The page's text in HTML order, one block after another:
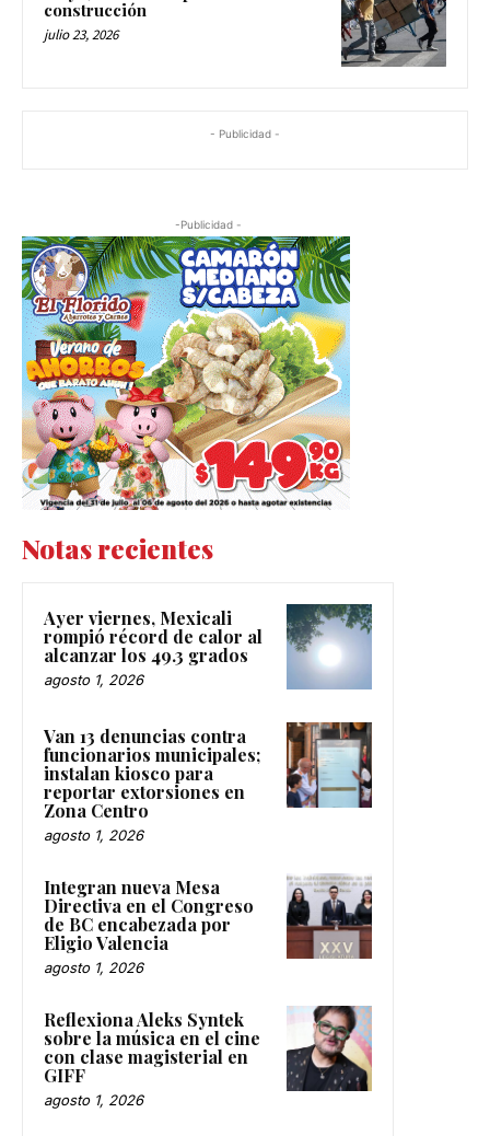
construcción
julio 23, 2026
- Publicidad -
-Publicidad -
Notas recientes
Ayer viernes, Mexicali
rompió récord de calor al
alcanzar los 49.3 grados
agosto 1, 2026
Van 13 denuncias contra
funcionarios municipales;
instalan kiosco para
reportar extorsiones en
Zona Centro
agosto 1, 2026
Integran nueva Mesa
Directiva en el Congreso
de BC encabezada por
Eligio Valencia
agosto 1, 2026
Reflexiona Aleks Syntek
sobre la música en el cine
con clase magisterial en
GIFF
agosto 1, 2026